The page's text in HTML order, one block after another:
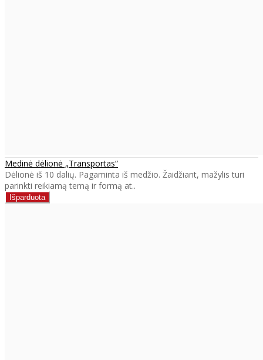
Medinė dėlionė „Transportas“
Dėlionė iš 10 dalių. Pagaminta iš medžio. Žaidžiant, mažylis turi
parinkti reikiamą temą ir formą at..